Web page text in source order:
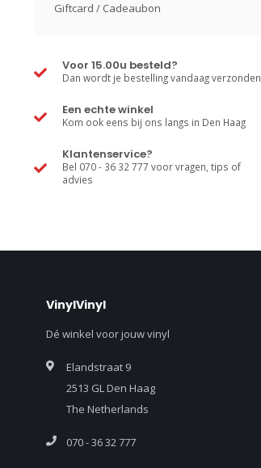
Giftcard / Cadeaubon
Voor 15.00u besteld?
Dan wordt je bestelling vandaag verzonden
Een echte winkel
Kom ook eens bij ons langs in Den Haag
Klantenservice?
Bel 070 - 36 32 777 voor vragen, tips of
advies
VinylVinyl
Dé winkel voor jouw vinyl
Elandstraat 9
2513 GL Den Haag
The Netherlands
070 - 36 32 777